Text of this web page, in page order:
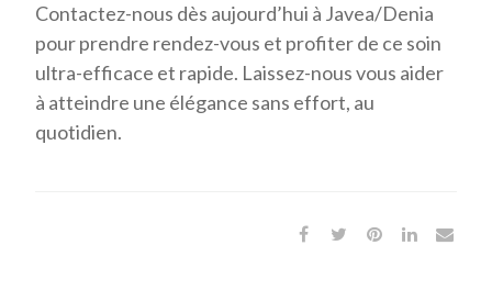
Contactez-nous dès aujourd’hui à Javea/Denia
pour prendre rendez-vous et profiter de ce soin
ultra-efficace et rapide. Laissez-nous vous aider
à atteindre une élégance sans effort, au
quotidien.